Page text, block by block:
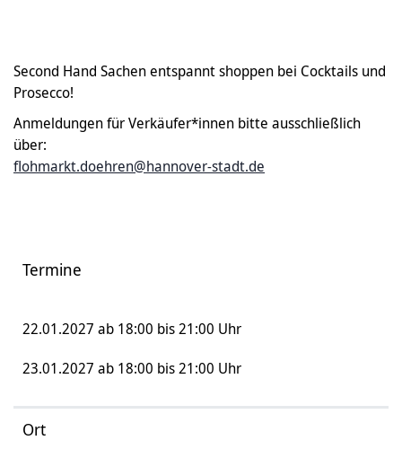
Second Hand Sachen entspannt shoppen bei Cocktails und
Prosecco!
Anmeldungen für Verkäufer*innen bitte ausschließlich
über:
flohmarkt.doehren@hannover-stadt.de
Termine
22.01.2027 ab 18:00 bis 21:00 Uhr
23.01.2027 ab 18:00 bis 21:00 Uhr
Ort